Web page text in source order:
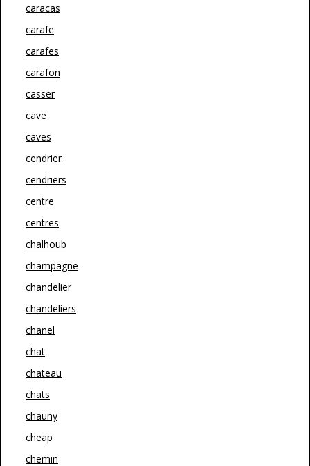
caracas
carafe
carafes
carafon
casser
cave
caves
cendrier
cendriers
centre
centres
chalhoub
champagne
chandelier
chandeliers
chanel
chat
chateau
chats
chauny
cheap
chemin